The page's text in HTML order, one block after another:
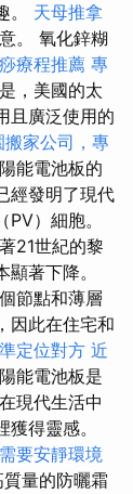
。 天母推拿
。 氧化鋅糊
療程推薦 專
，美國的太
且廣泛使用的
搬家公司，專
能電池板的
經發明了現代
）細胞。
21世紀的黎
著下降。
節點和薄層
因此在住宅和
定位對方 近
能電池板是
現代生活中
得靈感。
要安靜環境
質量的防曬霜